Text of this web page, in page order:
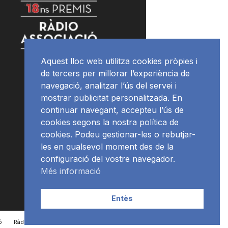
RàdioNews
Aquest lloc web utilitza cookies pròpies i
de tercers per millorar l’experiència de
navegació, analitzar l’ús del servei i
mostrar publicitat personalitzada. En
continuar navegant, accepteu l’ús de
cookies segons la nostra política de
cookies. Podeu gestionar-les o rebutjar-
les en qualsevol moment des de la
configuració del vostre navegador.
Més informació
Entès